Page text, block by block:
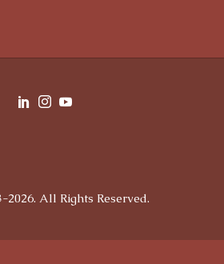
2026. All Rights Reserved.